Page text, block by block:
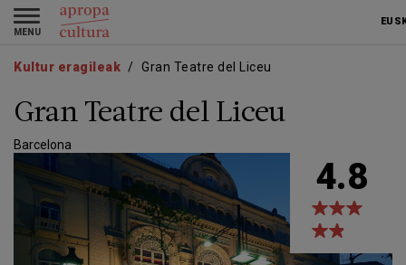
Skip
main
Skip
main
Toggle
navigation
Kultur eragileak Gran Teatre del Liceu
Gran Teatre del Liceu
Barcelona
4.8